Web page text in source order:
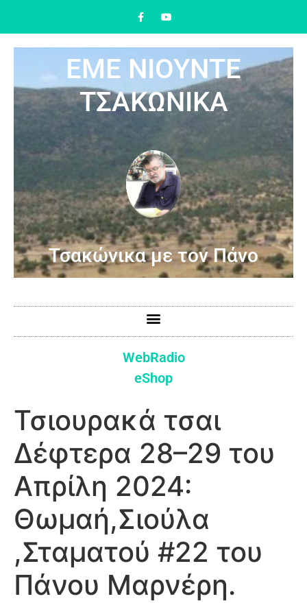
ΕΜΕ ΝΙΟΥΝΤΕ
ΤΣΑΚΩΝΙΚΑ
Τσακώνικα με τον Πάνο
WebRadio
eShop
Τσιουρακά τσαι
Δέφτερα 28–29 του
Απρίλη 2024:
Θωμαή,Σιούλα
,Σταματού #22 του
Πάνου Μαρνέρη.